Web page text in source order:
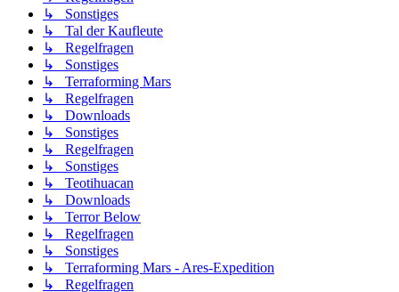
↳ Sonstiges
↳ Tal der Kaufleute
↳ Regelfragen
↳ Sonstiges
↳ Terraforming Mars
↳ Regelfragen
↳ Downloads
↳ Sonstiges
↳ Regelfragen
↳ Sonstiges
↳ Teotihuacan
↳ Downloads
↳ Terror Below
↳ Regelfragen
↳ Sonstiges
↳ Terraforming Mars - Ares-Expedition
↳ Regelfragen